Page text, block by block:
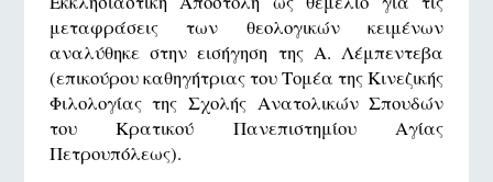
μεταφράσεις των θεολογικών κειμένων
αναλύθηκε στην εισήγηση της Α. Λέμπεντεβα
(επικούρου καθηγήτριας του Τομέα της Κινεζικής
Φιλολογίας της Σχολής Ανατολικών Σπουδών
του Κρατικού Πανεπιστημίου Αγίας
Πετρουπόλεως).